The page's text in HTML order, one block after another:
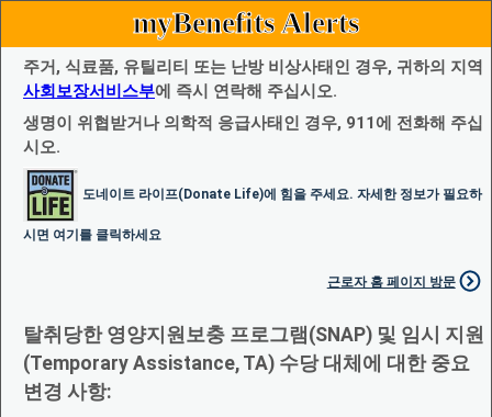
myBenefits Alerts
주거, 식료품, 유틸리티 또는 난방 비상사태인 경우, 귀하의 지역
사회보장서비스부에 즉시 연락해 주십시오.
생명이 위협받거나 의학적 응급사태인 경우, 911에 전화해 주십
시오.
도네이트 라이프(Donate Life)에 힘을 주세요. 자세한 정보가 필요하
시면 여기를 클릭하세요
근로자 홈 페이지 방문
탈취당한 영양지원보충 프로그램(SNAP) 및 임시 지원
(Temporary Assistance, TA) 수당 대체에 대한 중요
변경 사항: